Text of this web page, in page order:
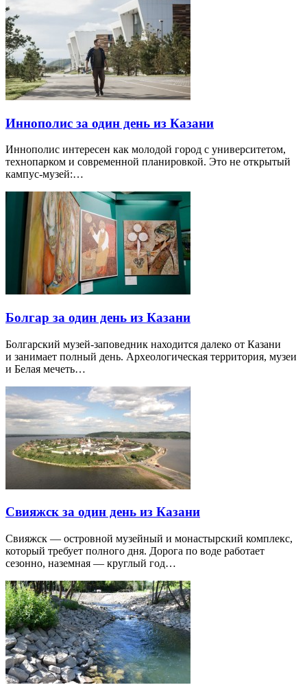
Иннополис за один день из Казани
Иннополис интересен как молодой город с университетом,
технопарком и современной планировкой. Это не открытый
кампус-музей:…
Болгар за один день из Казани
Болгарский музей-заповедник находится далеко от Казани
и занимает полный день. Археологическая территория, музеи
и Белая мечеть…
Свияжск за один день из Казани
Свияжск — островной музейный и монастырский комплекс,
который требует полного дня. Дорога по воде работает
сезонно, наземная — круглый год…